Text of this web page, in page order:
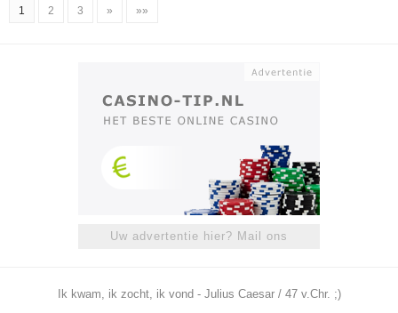
1 2 3 » »»
Uw advertentie hier? Mail ons
Ik kwam, ik zocht, ik vond - Julius Caesar / 47 v.Chr. ;)